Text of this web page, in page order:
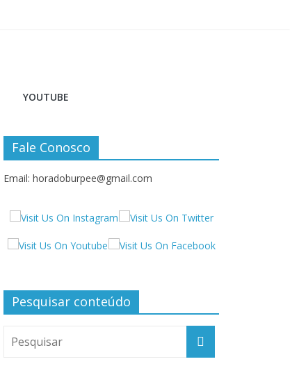
YOUTUBE
Fale Conosco
Email: horadoburpee@gmail.com
Pesquisar conteúdo